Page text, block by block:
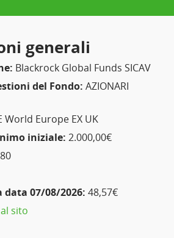
generali
Blackrock Global Funds SICAV
del Fondo: AZIONARI
World Europe EX UK
iniziale: 2.000,00€
07/08/2026: 48,57€
sito